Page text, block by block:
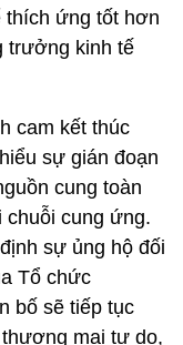
thích ứng tốt hơn
trưởng kinh tế
cam kết thúc
sự gián đoạn
cung toàn
chuỗi cung ứng.
sự ủng hộ đối
Tổ chức
bố sẽ tiếp tục
mại tự do,